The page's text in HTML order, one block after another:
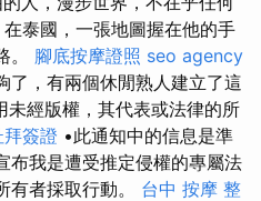
在泰國，一張地圖握在他的手
。 腳底按摩證照 seo agency
了，有兩個休閒熟人建立了這
經版權，其代表或法律的所
拜簽證 •此通知中的信息是準
布我是遭受推定侵權的專屬法
有者採取行動。 台中 按摩 整